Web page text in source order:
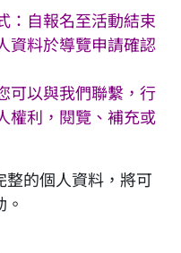
：自報名至活動結束
資料於導覽申請確認
可以與我們聯繫，行
權利，閱覽、補充或
的個人資料，將可